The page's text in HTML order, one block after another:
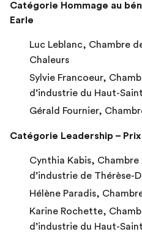
Catégorie Hommage au
Earle
Luc Leblanc, Chambre
Chaleurs
Sylvie Francoeur,
d’industrie du Haut-
Gérald Fournier,
Catégorie Leadership –
Cynthia Kabis,
d’industrie de Thérèse-
Hélène Paradis,
Karine Rochette,
d’industrie du Haut-